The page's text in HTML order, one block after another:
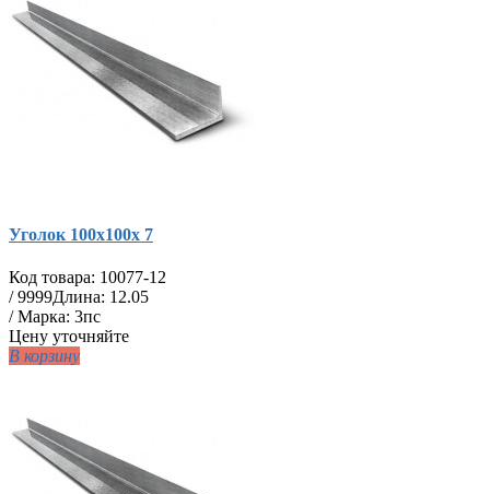
Уголок 100х100х 7
Код товара: 10077-12
/9999Длина: 12.05
/ Марка: 3пс
Цену уточняйте
В корзину